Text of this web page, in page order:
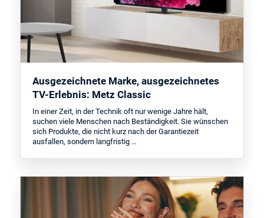
Ausgezeichnete Marke, ausgezeichnetes
TV-Erlebnis: Metz Classic
In einer Zeit, in der Technik oft nur wenige Jahre hält,
suchen viele Menschen nach Beständigkeit. Sie wünschen
sich Produkte, die nicht kurz nach der Garantiezeit
ausfallen, sondern langfristig …